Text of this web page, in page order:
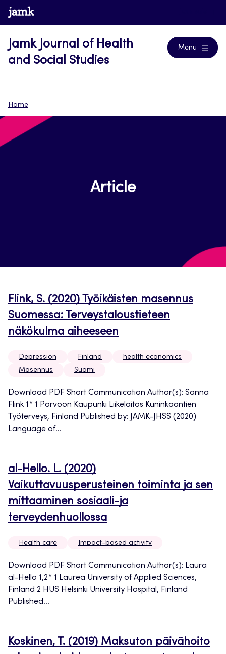
Skip
to
www.jamk.fi
Jamk Journal of Health
and Social Studies
Menu
Home
Article
Flink, S. (2020) Työikäisten masennus
Suomessa: Terveystaloustieteen
näkökulma aiheeseen
Depression Finland
health economics
Masennus
Suomi
Download PDF Short Communication Author(s): Sanna
Flink 1* 1 Porvoon Kaupunki Liikelaitos Kuninkaantien
Työterveys, Finland Published by: JAMK-JHSS (2020)
Language of...
al-Hello. L. (2020)
Vaikuttavuusperusteinen toiminta ja sen
mittaaminen sosiaali-ja
terveydenhuollossa
Health care Impact-based activity
Download PDF Short Communication Author(s): Laura
al-Hello 1,2* 1 Laurea University of Applied Sciences,
Finland 2 HUS Helsinki University Hospital, Finland
Published...
Koskinen, T. (2019) Maksuton päivähoito